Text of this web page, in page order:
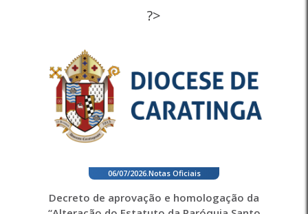
?>
06/07/2026. Notas Oficiais
Decreto de aprovação e homologação da